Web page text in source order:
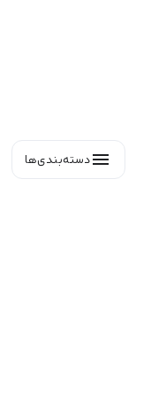
menuدسته‌بندی‌ها